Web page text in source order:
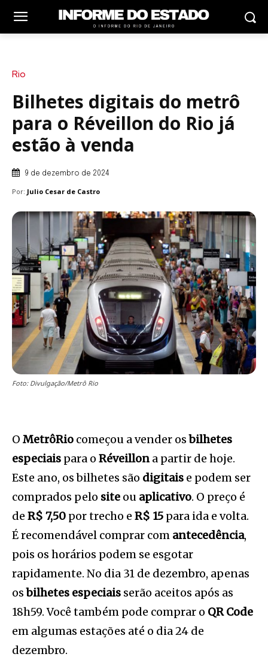
Rio
Bilhetes digitais do metrô
para o Réveillon do Rio já
estão à venda
9 de dezembro de 2024
Por: Julio Cesar de Castro
Foto: Divulgação/Metrô Rio
O MetrôRio começou a vender osbilhetes
especiais para o Réveillon a partir de hoje.
Este ano, os bilhetes são digitais e podem ser
comprados pelo site ou aplicativo. O preço é
de R$ 7,50 por trecho e R$ 15 para ida e volta.
É recomendável comprar com antecedência,
pois os horários podem se esgotar
rapidamente. No dia 31 de dezembro, apenas
osbilhetes especiais serão aceitos após as
18h59. Você também pode comprar o QR Code
em algumas estações até o dia 24 de
dezembro.